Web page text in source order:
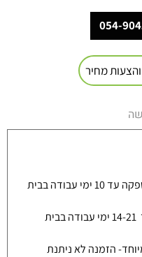
מחיר
* ארונות אמבטיה בייבוא ממלאי- אספקה עד 10 ימי עבודה בבית
* ארונות אמבטיה בייצור- אספקה עד 14-21 ימי עבודה בבית
הזמנה לא ניתנת